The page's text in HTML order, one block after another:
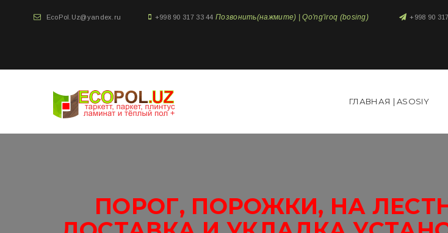
EcoPol.Uz@yandex.ru +998 90 317 33 44 Позвонить(нажмите) | Qo'ng'iroq (bosing) +998 90
ГЛАВНАЯ | ASOSIY
ПОРОГ, ПОРОЖКИ, НА